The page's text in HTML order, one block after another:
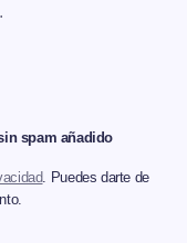
spam añadido
. Puedes darte de